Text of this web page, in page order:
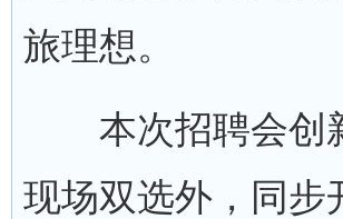
旅理想。
本次招聘会创新
现场双选外，同步